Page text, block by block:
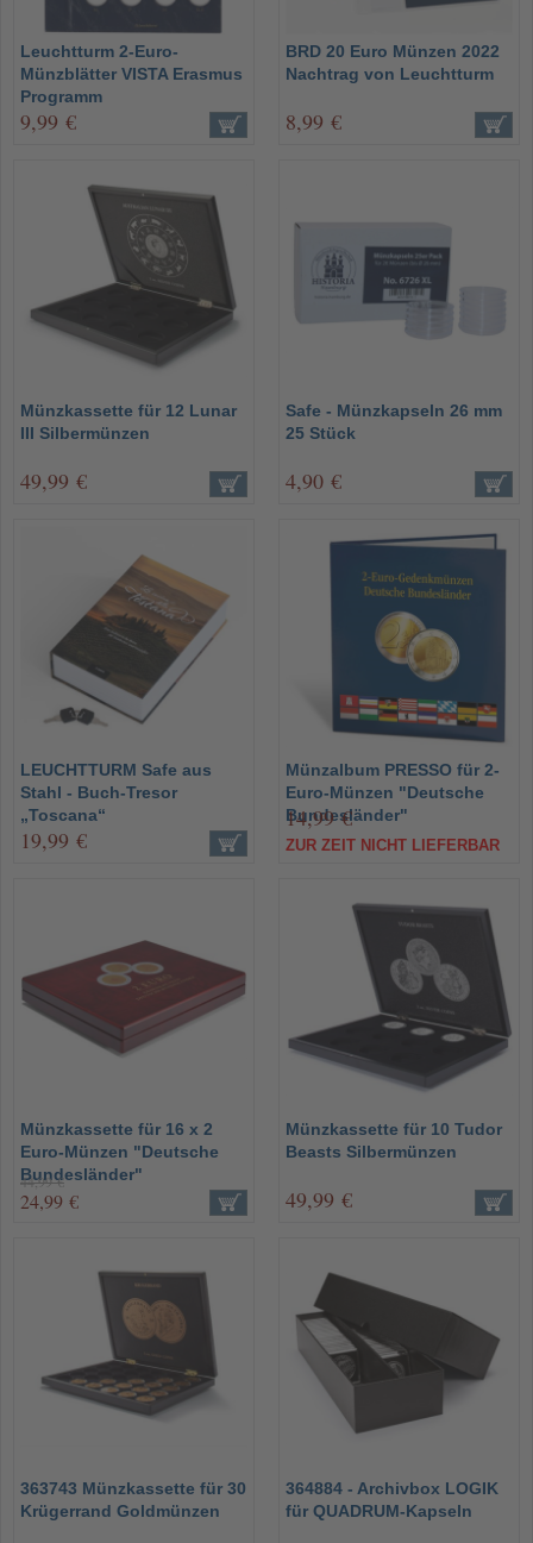
Leuchtturm 2-Euro-
Münzblätter VISTA Erasmus
Programm
9,99 €
BRD 20 Euro Münzen 2022
Nachtrag von Leuchtturm
8,99 €
Münzkassette für 12 Lunar
III Silbermünzen
49,99 €
Safe - Münzkapseln 26 mm
25 Stück
4,90 €
LEUCHTTURM Safe aus
Stahl - Buch-Tresor
„Toscana“
19,99 €
Münzalbum PRESSO für 2-
Euro-Münzen "Deutsche
Bundesländer"
14,99 €
ZUR ZEIT NICHT LIEFERBAR
Münzkassette für 16 x 2
Euro-Münzen "Deutsche
Bundesländer"
44,99 €
24,99 €
Münzkassette für 10 Tudor
Beasts Silbermünzen
49,99 €
363743 Münzkassette für 30
Krügerrand Goldmünzen
364884 - Archivbox LOGIK
für QUADRUM-Kapseln